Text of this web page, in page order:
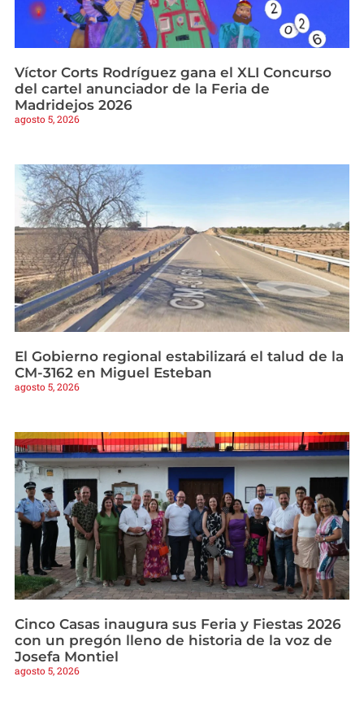
Víctor Corts Rodríguez gana el XLI Concurso
del cartel anunciador de la Feria de
Madridejos 2026
agosto 5, 2026
El Gobierno regional estabilizará el talud de la
CM-3162 en Miguel Esteban
agosto 5, 2026
Cinco Casas inaugura sus Feria y Fiestas 2026
con un pregón lleno de historia de la voz de
Josefa Montiel
agosto 5, 2026